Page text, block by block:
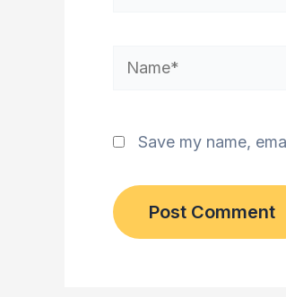
Name*
Save my name,